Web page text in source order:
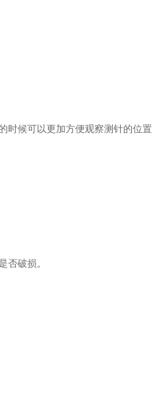
候可以更加方便观察测针的位置
否破损。